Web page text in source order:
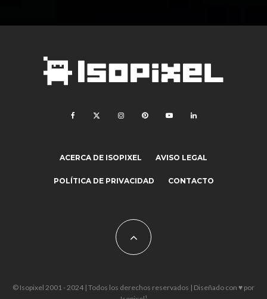
ACERCA DE ISOPIXEL AVISO LEGAL
POLÍTICA DE PRIVACIDAD CONTACTO
© Isopixel 2001 - 2024 | Todos los derechos reservados | Diseñado con ♥ por